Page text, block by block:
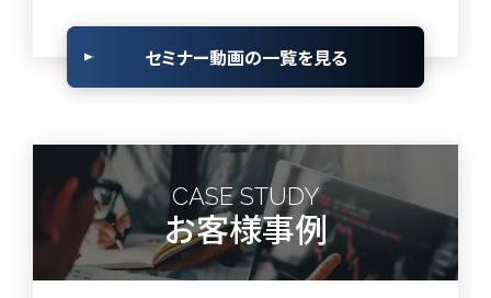
セミナー動画の一覧を見る
CASE STUDY
お客様事例